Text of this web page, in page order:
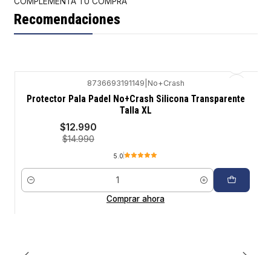
Recomendaciones
-13%
8736693191149 No+Crash
Protector Pala Padel No+Crash Silicona Transparente
Talla XL
$12.990
$14.990
5.0
Cantidad
Comprar ahora